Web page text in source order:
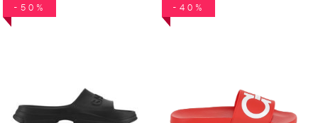
-50% -40%